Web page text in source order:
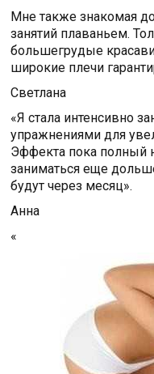
Мне также знакомая
занятий плаваньем.
большегрудые
широкие плечи
Светлана
«Я стала интенсивно
упражнениями для
Эффекта пока полный
заниматься еще
будут через месяц».
Анна
«